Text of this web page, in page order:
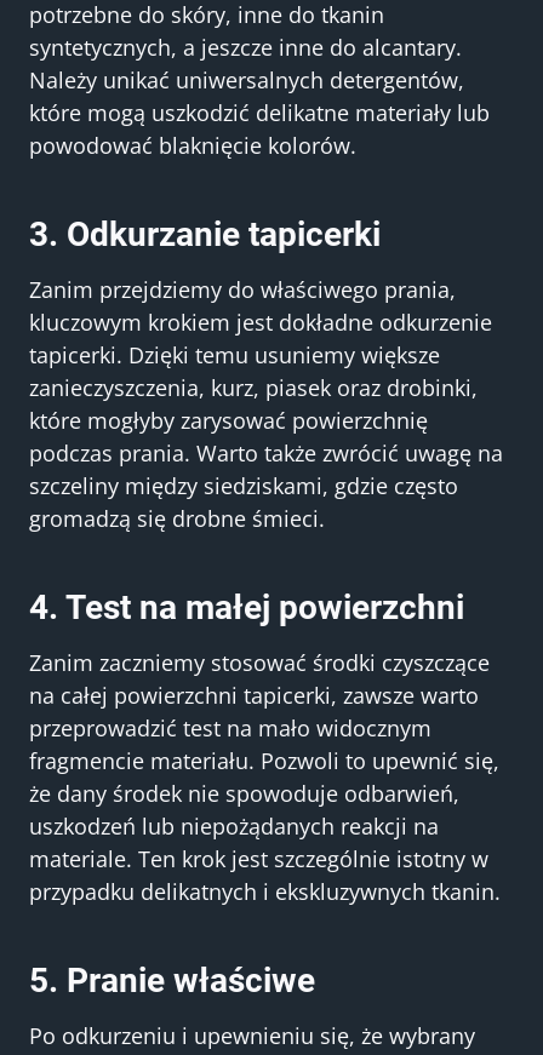
potrzebne do skóry, inne do tkanin
syntetycznych, a jeszcze inne do alcantary.
Należy unikać uniwersalnych detergentów,
które mogą uszkodzić delikatne materiały lub
powodować blaknięcie kolorów.
3. Odkurzanie tapicerki
Zanim przejdziemy do właściwego prania,
kluczowym krokiem jest dokładne odkurzenie
tapicerki. Dzięki temu usuniemy większe
zanieczyszczenia, kurz, piasek oraz drobinki,
które mogłyby zarysować powierzchnię
podczas prania. Warto także zwrócić uwagę na
szczeliny między siedziskami, gdzie często
gromadzą się drobne śmieci.
4. Test na małej powierzchni
Zanim zaczniemy stosować środki czyszczące
na całej powierzchni tapicerki, zawsze warto
przeprowadzić test na mało widocznym
fragmencie materiału. Pozwoli to upewnić się,
że dany środek nie spowoduje odbarwień,
uszkodzeń lub niepożądanych reakcji na
materiale. Ten krok jest szczególnie istotny w
przypadku delikatnych i ekskluzywnych tkanin.
5. Pranie właściwe
Po odkurzeniu i upewnieniu się, że wybrany